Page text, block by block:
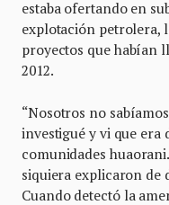
estaba ofertando en
explotación petrolera,
proyectos que habían
2012.
“Nosotros no
investigué y vi que era
comunidades
siquiera explicaron de
Cuando detectó la